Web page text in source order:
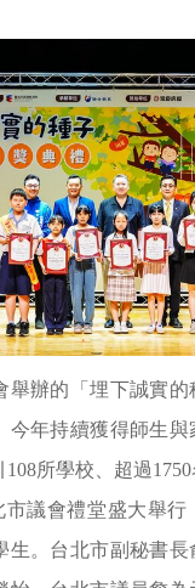
舉辦的「埋下誠實的
今年持續獲得師生與
所學校、超過
市議會禮堂盛大舉行
生。台北市副秘書長